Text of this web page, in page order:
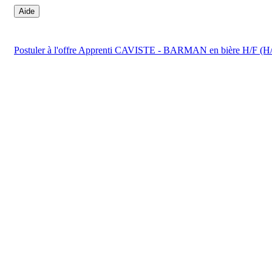
Aide
Postulerà l'offre Apprenti CAVISTE - BARMAN en bière H/F